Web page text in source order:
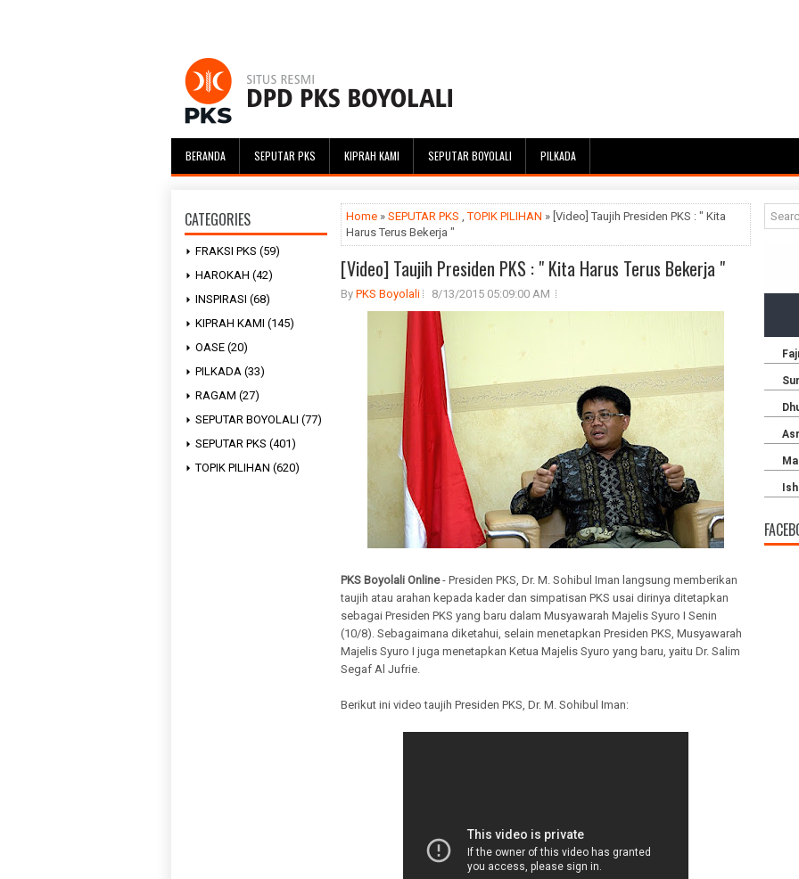
BERANDA SEPUTAR PKS KIPRAH KAMI SEPUTAR BOYOLALI PILKADA
CATEGORIES
FRAKSI PKS (59)
HAROKAH (42)
INSPIRASI (68)
KIPRAH KAMI (145)
OASE (20)
PILKADA (33)
RAGAM (27)
SEPUTAR BOYOLALI (77)
SEPUTAR PKS (401)
TOPIK PILIHAN (620)
Home » SEPUTAR PKS ,TOPIK PILIHAN » [Video] Taujih Presiden PKS : " Kita
Harus Terus Bekerja "
[Video] Taujih Presiden PKS : " Kita Harus Terus Bekerja "
By PKS Boyolali 8/13/2015 05:09:00 AM
PKS Boyolali Online- Presiden PKS, Dr. M. Sohibul Iman langsung memberikan
taujih atau arahan kepada kader dan simpatisan PKS usai dirinya ditetapkan
sebagai Presiden PKS yang baru dalam Musyawarah Majelis Syuro I Senin
(10/8). Sebagaimana diketahui, selain menetapkan Presiden PKS, Musyawarah
Majelis Syuro I juga menetapkan Ketua Majelis Syuro yang baru, yaitu Dr. Salim
Segaf Al Jufrie.
Berikut ini video taujih Presiden PKS, Dr. M. Sohibul Iman: